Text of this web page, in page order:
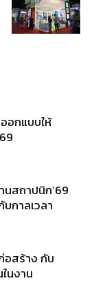
อกแบบให้
นสถาปนิก’69
กาลเวลา
อสร้าง กับ
นงาน